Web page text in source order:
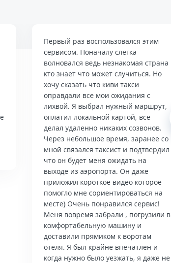
Первый раз воспользовался этим
сервисом. Поначалу слегка
волновался ведь незнакомая страна
кто знает что может случиться. Но
хочу сказать что киви такси
оправдали все мои ожидания с
лихвой. Я выбрал нужный маршрут,
оплатил локальной картой, все
делал удаленно никаких созвонов.
Через небольшое время, заранее со
мной связался таксист и подтвердил
что он будет меня ожидать на
выходе из аэропорта. Он даже
приложил короткое видео которое
помогло мне сориентироваться на
месте) Очень понравился сервис!
Меня вовремя забрали , погрузили в
комфортабельную машину и
доставили прямиком к воротам
отеля. Я был крайне впечатлен и
когда нужно было уезжать, я даже не